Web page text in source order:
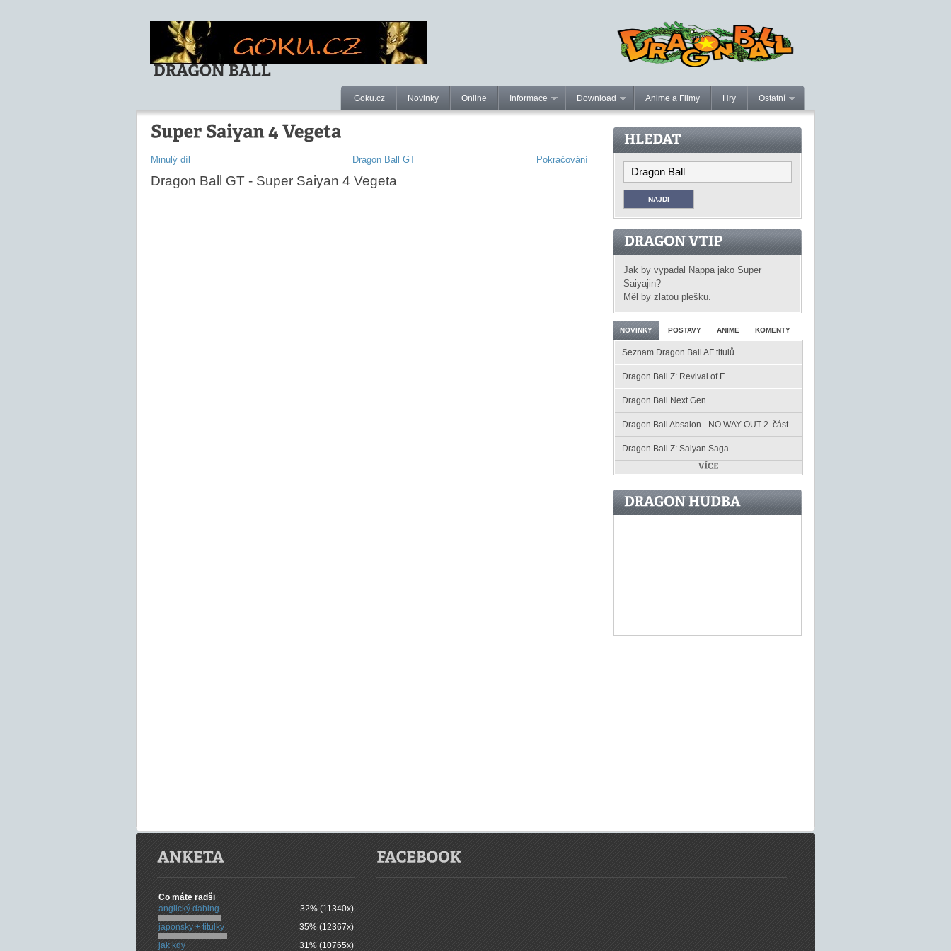
Goku.cz Novinky Online Informace Download Anime a Filmy Hry Ostatní
Minulý díl Dragon Ball GT Pokračování
Dragon Ball GT - Super Saiyan 4 Vegeta
Jak by vypadal Nappa jako Super
Saiyajin?
Měl by zlatou plešku.
NOVINKY POSTAVY ANIME KOMENTY
Seznam Dragon Ball AF titulů
Dragon Ball Z: Revival of F
Dragon Ball Next Gen
Dragon Ball Absalon - NO WAY OUT 2. část
Dragon Ball Z: Saiyan Saga
Co máte radši
anglický dabing
32% (11340x)
japonsky + titulky
35% (12367x)
jak kdy
31% (10765x)